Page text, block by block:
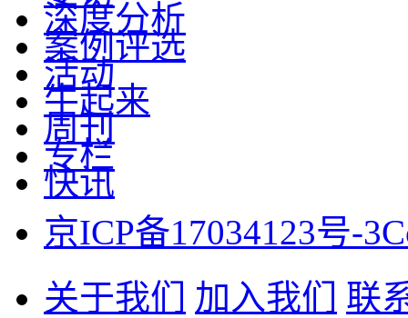
深度分析
案例评选
活动
牛起来
周刊
专栏
快讯
京ICP备17034123号-3
关于我们
加入我们 联